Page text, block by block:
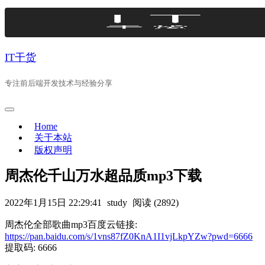
Skip
IT干货
专注前后端开发技术与经验分享
Home
关于本站
版权声明
周杰伦千山万水超品质mp3下载
2022年1月15日 22:29:41 study 阅读 (2892)
周杰伦全部歌曲mp3百度云链接:
https://pan.baidu.com/s/1vns87fZ0KnA1I1vjLkpYZw?pwd=6666
提取码: 6666